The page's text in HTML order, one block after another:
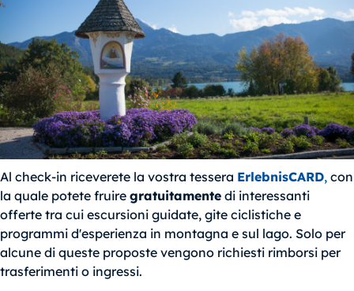
Al check-in riceverete la vostra tessera ErlebnisCARD, con
la quale potete fruire gratuitamente di interessanti
offerte tra cui escursioni guidate, gite ciclistiche e
programmi d'esperienza in montagna e sul lago. Solo per
alcune di queste proposte vengono richiesti rimborsi per
trasferimenti o ingressi.